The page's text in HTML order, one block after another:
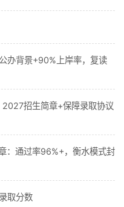
办背景+90%上岸率，复读
招生简章+保障录取协议
：通过率96%+，衡水模式封
取分数